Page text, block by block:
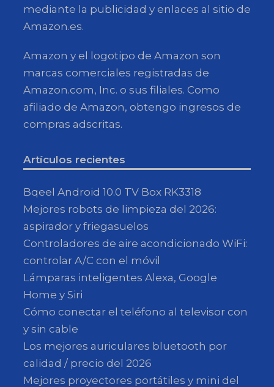
mediante la publicidad y enlaces al sitio de
Amazon.es.
Amazon y el logotipo de Amazon son
marcas comerciales registradas de
Amazon.com, Inc. o sus filiales. Como
afiliado de Amazon, obtengo ingresos de
compras adscritas.
Artículos recientes
Bqeel Android 10.0 TV Box RK3318
Mejores robots de limpieza del 2026:
aspirador y friegasuelos
Controladores de aire acondicionado WiFi:
controlar A/C con el móvil
Lámparas inteligentes Alexa, Google
Home y Siri
Cómo conectar el teléfono al televisor con
y sin cable
Los mejores auriculares bluetooth por
calidad / precio del 2026
Mejores proyectores portátiles y mini del